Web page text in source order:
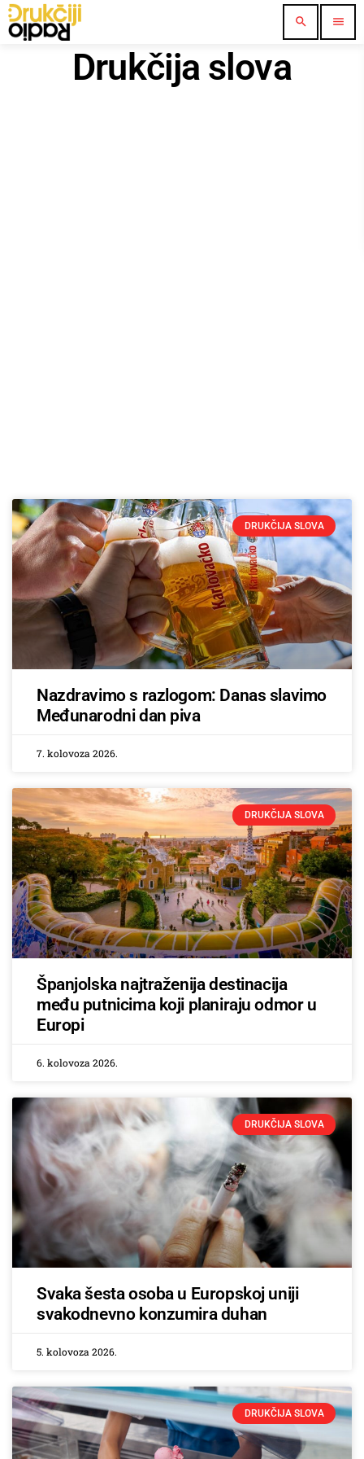
search menu
Drukčija slova
DRUKČIJA SLOVA
Nazdravimo s razlogom: Danas slavimo
Međunarodni dan piva
7. kolovoza 2026.
DRUKČIJA SLOVA
Španjolska najtraženija destinacija
među putnicima koji planiraju odmor u
Europi
6. kolovoza 2026.
DRUKČIJA SLOVA
Svaka šesta osoba u Europskoj uniji
svakodnevno konzumira duhan
5. kolovoza 2026.
DRUKČIJA SLOVA